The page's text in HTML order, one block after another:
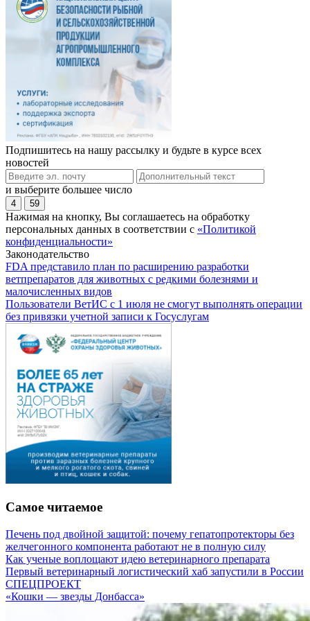
Подпишитесь на нашу рассылку и будьте в курсе всех
новостей
и выберите большее число
4 59
Нажимая на кнопку, Вы соглашаетесь на обработку
персональных данных в соответствии с «Политикой
конфиденциальности»
Законодательство
FDA представило план по расширению разработки
ветпрепаратов для животных с редкими болезнями и
малочисленных видов
Пользователи ВетИС с 1 июля не смогут выполнять операции
без привязки учетной записи к Госуслугам
Самое читаемое
Печень под двойной защитой: почему гепатопротекторы без
желчегонного компонента работают не в полную силу
Как ученые воплощают идею ветеринарного препарата
Первый ветеринарный логистический хаб запустили в России
СПЕЦПРОЕКТ
«Кошки — звезды Донбасса»